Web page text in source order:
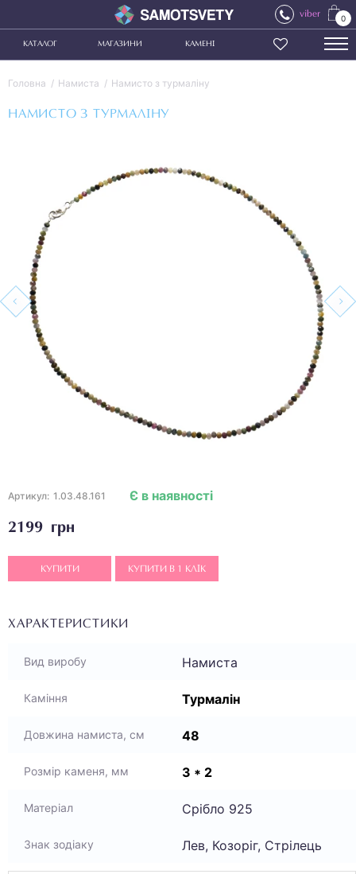
viber 0
КАТАЛОГ МАГАЗИНИ КАМЕНІ
Головна Намиста Намисто з турмаліну
НАМИСТО З ТУРМАЛІНУ
Артикул: 1.03.48.161
2199 грн
Є в наявності
КУПИТИ КУПИТИ В 1 КЛІК
ХАРАКТЕРИСТИКИ
Вид виробу Намиста
Каміння Турмалін
Довжина намиста, см 48
Розмір каменя, мм 3 * 2
Матеріал Срібло 925
Знак зодіаку Лев, Козоріг, Стрілець